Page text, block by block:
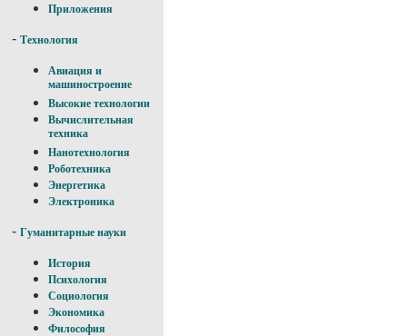
Приложения
- Технология
Авиация и
машиностроение
Высокие технологии
Вычислительная
техника
Нанотехнология
Роботехника
Энергетика
Электроника
- Гуманитарные науки
История
Психология
Социология
Экономика
Философия